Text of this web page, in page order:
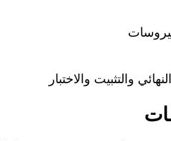
والتثبيت والاختبار